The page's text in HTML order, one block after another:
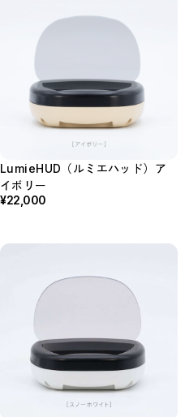
LumieHUD（ルミエハッド）ア
イボリー
¥22,000